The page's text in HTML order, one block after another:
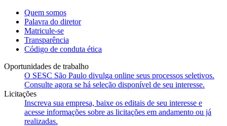
Quem somos
Palavra do diretor
Matricule-se
Transparência
Código de conduta ética
Oportunidades de trabalho
O SESC São Paulo divulga online seus processos seletivos.
Consulte agora se há seleção disponível de seu interesse.
Licitações
Inscreva sua empresa, baixe os editais de seu interesse e
acesse informações sobre as licitações em andamento ou já
realizadas.